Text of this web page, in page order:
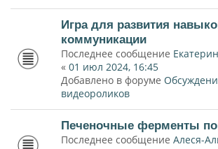
Игра для развития
коммуникации
Последнее сообщение
« 01 июл 2024, 16:45
Добавлено в форуме
видеороликов
Печеночные ферменты
Последнее сообщение Алеся-